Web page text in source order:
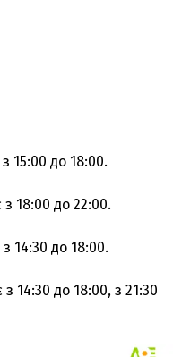
15:00 до 18:00.
18:00 до 22:00.
14:30 до 18:00.
14:30 до 18:00, з 21:30